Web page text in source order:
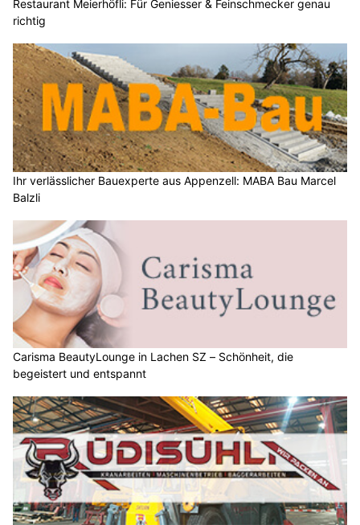
Restaurant Meierhöfli: Für Geniesser & Feinschmecker genau
richtig
Ihr verlässlicher Bauexperte aus Appenzell: MABA Bau Marcel
Balzli
Carisma BeautyLounge in Lachen SZ – Schönheit, die
begeistert und entspannt